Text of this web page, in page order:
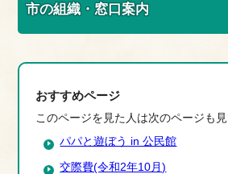
市の組織・窓口案内
おすすめページ
このページを見た人は次のページも見
パパと遊ぼう in 公民館
交際費(令和2年10月)